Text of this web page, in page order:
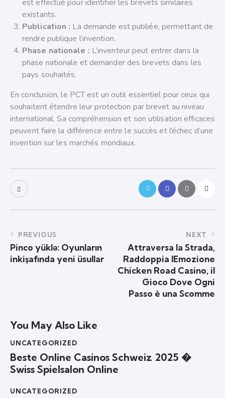
est effectué pour identifier les brevets similaires
existants.
Publication : La demande est publiée, permettant de
rendre publique l’invention.
Phase nationale : L’inventeur peut entrer dans la
phase nationale et demander des brevets dans les
pays souhaités.
En conclusion, le PCT est un outil essentiel pour ceux qui
souhaitent étendre leur protection par brevet au niveau
international. Sa compréhension et son utilisation efficaces
peuvent faire la différence entre le succès et l’échec d’une
invention sur les marchés mondiaux.
PREVIOUS
Pinco yüklə: Oyunların
inkişafında yeni üsullar
NEXT
Attraversa la Strada,
Raddoppia lEmozione
Chicken Road Casino, il
Gioco Dove Ogni
Passo è una Scomme
You May Also Like
UNCATEGORIZED
Beste Online Casinos Schweiz 2025 �
Swiss Spielsalon Online
UNCATEGORIZED